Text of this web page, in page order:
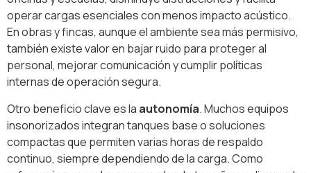
operar cargas esenciales con menos impacto acústico.
En obras y fincas, aunque el ambiente sea más permisivo,
también existe valor en bajar ruido para proteger al
personal, mejorar comunicación y cumplir políticas
internas de operación segura.
Otro beneficio clave es la autonomía. Muchos equipos
insonorizados integran tanques base o soluciones
compactas que permiten varias horas de respaldo
continuo, siempre dependiendo de la carga. Como